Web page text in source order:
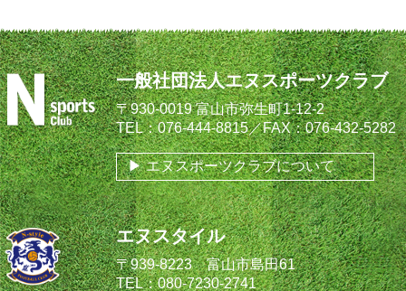
一般社団法人エヌスポーツクラブ
〒930-0019 富山市弥生町1-12-2
TEL：076-444-8815／FAX：076-432-5282
エヌスポーツクラブについて
エヌスタイル
〒939-8223 富山市島田61
TEL：080-7230-2741